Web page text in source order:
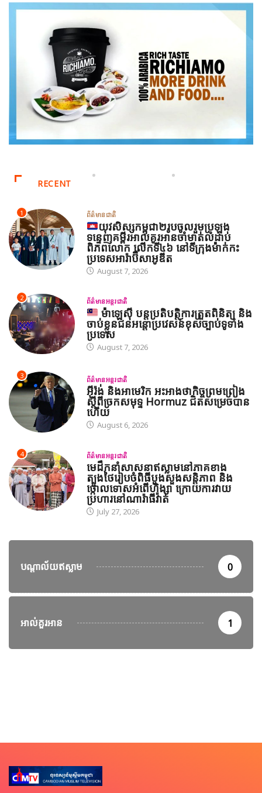
RECENT
1 ព័ត៌មានជាតិ
យុវសិស្សកម្ពុជា២រូបចូលរួមប្រឡង
ទន្ទេញគម្ពីរអាល់គូរអានចាំមាត់លំដាប់
ពិភពលោក លើកទី៤៦ នៅទីក្រុងម៉ាក់កះ
ប្រទេសអារ៉ាប៊ីសាអូឌីត
August 7, 2026
2 ព័ត៌មានអន្តរជាតិ
ម៉ាឡេស៊ី បន្តប្រតិបត្តិការត្រួតពិនិត្យ និង
ចាប់ខ្លួនជនអន្តោប្រវេសន៍ខុសច្បាប់ទូទាំង
ប្រទេស
August 7, 2026
3 ព័ត៌មានអន្តរជាតិ
អ៊ីរ៉ង់ និងអាមេរិក អះអាងថាកិច្ចព្រមព្រៀង
ស្តីពីច្រកសមុទ្ទ Hormuz ជិតសម្រេចបាន
ហើយ
August 6, 2026
4 ព័ត៌មានអន្តរជាតិ
មេដឹកនាំសាសនាឥស្លាមនៅភាគខាង
ត្បូងថៃរៀបចំពិធីបួងសួងសន្តិភាព និង
ថ្កោលទោសអំពើហិង្សា ក្រោយការវាយ
ប្រហារនៅណារ៉ាធីវ៉ាត់
July 27, 2026
បណ្តាល័យឥស្លាម 0
អាល់គួរអាន 1